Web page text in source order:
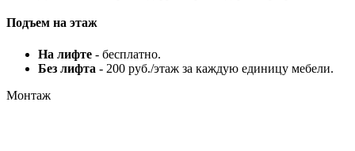
Подъем на этаж
На лифте - бесплатно.
Без лифта - 200 руб./этаж за каждую единицу мебели.
Монтаж